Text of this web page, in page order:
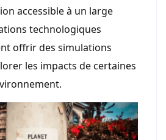
accessible à un large
technologiques
offrir des simulations
les impacts de certaines